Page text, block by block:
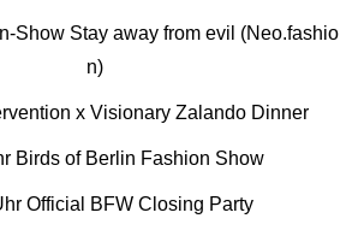
Show Stay away from evil (Neo.fashio
n)
x Visionary Zalando Dinner
Birds of Berlin Fashion Show
Official BFW Closing Party